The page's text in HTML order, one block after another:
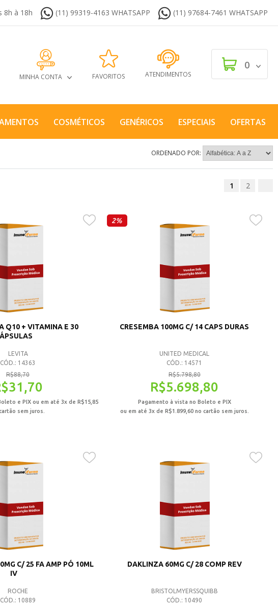
(11) 97684-7461 WHATSAPP
(11) 99319-4163 WHATSAPP
8h à 18h
MINHA CONTA FAVORITOS ATENDIMENTOS
0
COSMÉTICOS GENÉRICOS ESPECIAIS OFERTAS
ORDENADO POR:
1 2
Q10 + VITAMINA E 30
LEVITA
CÓD.: 14363
R$88,70
31,70
e PIX ou em até 3x de R$15,85
sem juros.
2%
CRESEMBA 100MG C/ 14 CAPS DURAS
UNITED MEDICAL
CÓD.: 14571
R$5.798,80
R$5.698,80
Pagamento à vista no Boleto e PIX
ou em até 3x de R$1.899,60no cartão sem juros.
C/ 25 FA AMP PÓ 10ML
IV
ROCHE
CÓD.: 10889
DAKLINZA 60MG C/ 28 COMP REV
BRISTOLMYERSSQUIBB
CÓD.: 10490